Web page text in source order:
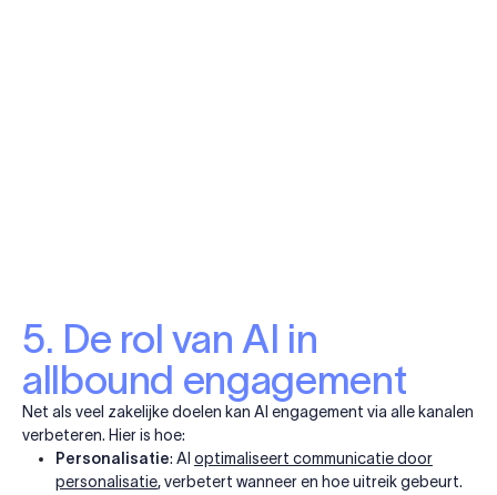
5. De rol van AI in
allbound engagement
Net als veel zakelijke doelen kan AI engagement via alle kanalen
verbeteren. Hier is hoe:
Personalisatie: AI optimaliseert communicatie door
personalisatie, verbetert wanneer en hoe uitreik gebeurt.